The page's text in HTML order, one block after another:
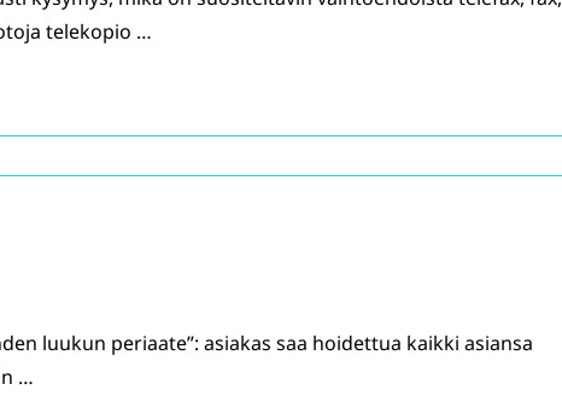
telekopio …
luukun periaate”: asiakas saa hoidettua kaikki asiansa
…